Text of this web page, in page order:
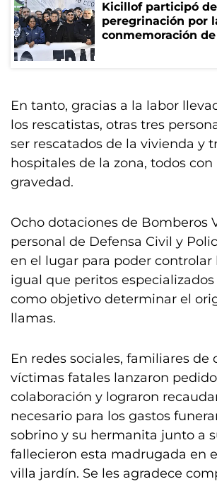
Kicillof participó
peregrinación por
conmemoración
En tanto, gracias a la labor
los rescatistas, otras tres
ser rescatados de la vivienda y
hospitales de la zona, todos con
gravedad.
Ocho dotaciones de Bomberos
personal de Defensa Civil y
en el lugar para poder controlar
igual que peritos
como objetivo determinar el
llamas.
En redes sociales, familiares de
víctimas fatales lanzaron
colaboración y lograron
necesario para los gastos
sobrino y su hermanita junto a
fallecieron esta madrugada en
villa jardín. Se les agradece